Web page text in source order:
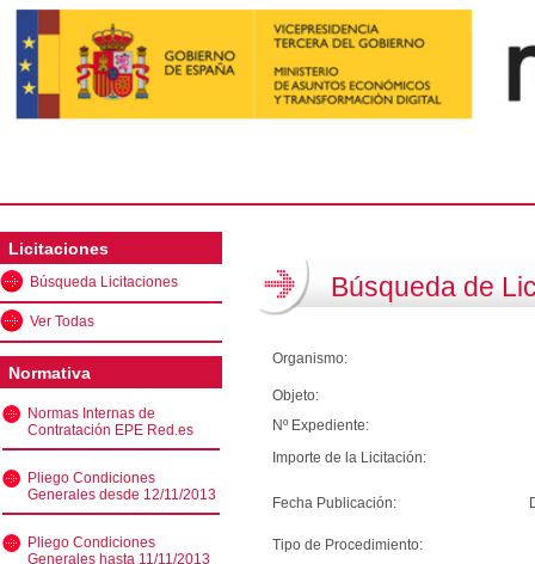
Licitaciones
Búsqueda Licitaciones
Ver Todas
Normativa
Normas Internas de
Contratación EPE Red.es
Pliego Condiciones
Generales desde 12/11/2013
Pliego Condiciones
Generales hasta 11/11/2013
Búsqueda de
Organismo:
Objeto:
Nº Expediente:
Importe de la Licitación:
Fecha Publicación:
Tipo de Procedimiento: